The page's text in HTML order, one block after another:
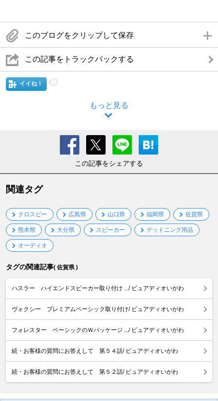
このブログをクリップして保存
この記事をトラックバックする
イイね！
もっと見る
この記事をシェアする
関連タグ
クロスビー 広島県 山口県 福岡県 佐賀県
熊本県 大分県 スピーカー デッドニング用品
オーディオ
タグの関連記事( 佐賀県 )
ハスラー ハイエンドスピーカー取り付け .../ ピュアディオいがわ
ヴォクシー プレミアムベーシック取り付け/ ピュアディオいがわ
フォレスター ベーシックのＷパッケージ .../ ピュアディオいがわ
続・お客様の質問にお答えして 第５４話/ ピュアディオいがわ
続・お客様の質問にお答えして 第５２話/ ピュアディオいがわ